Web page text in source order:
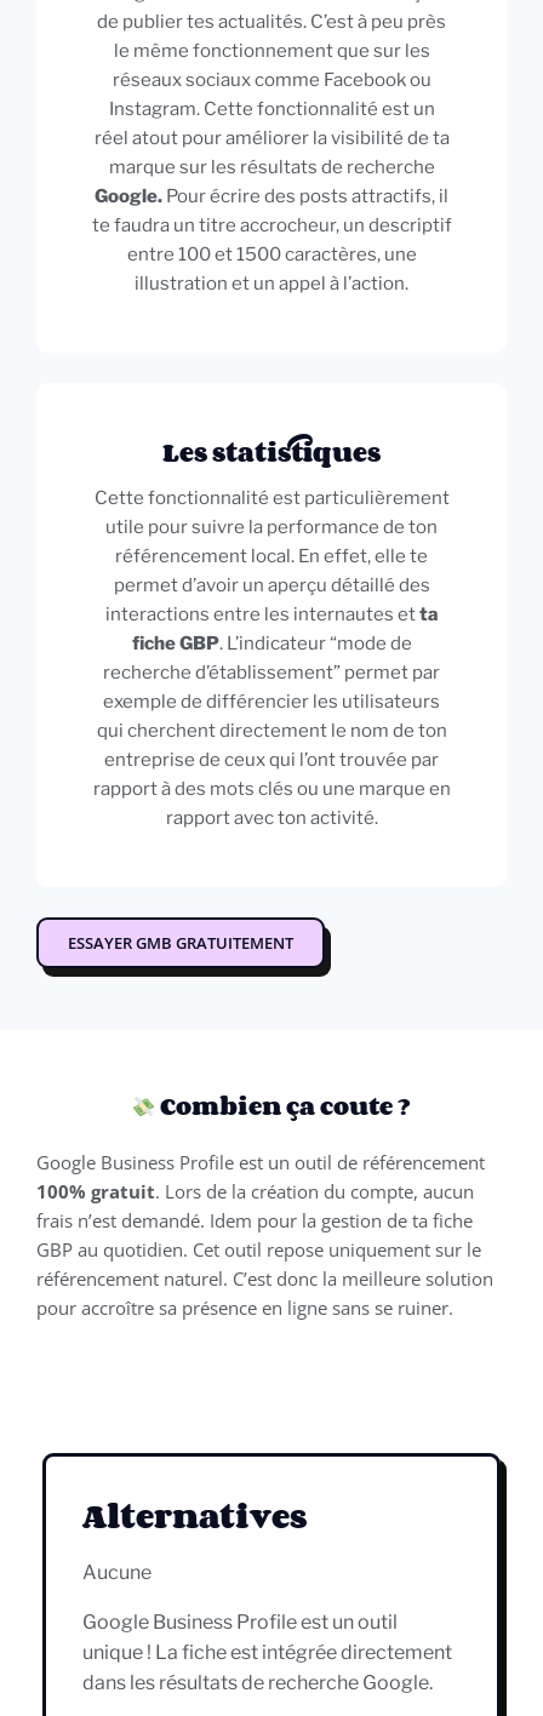
de publier tes actualités. C’est à peu près
le même fonctionnement que sur les
réseaux sociaux comme Facebook ou
Instagram. Cette fonctionnalité est un
réel atout pour améliorer la visibilité de ta
marque sur les résultats de recherche
Google. Pour écrire des posts attractifs, il
te faudra un titre accrocheur, un descriptif
entre 100 et 1500 caractères, une
illustration et un appel à l’action.
Les statistiques
Cette fonctionnalité est particulièrement
utile pour suivre la performance de ton
référencement local. En effet, elle te
permet d’avoir un aperçu détaillé des
interactions entre les internautes etta
fiche GBP. L’indicateur “mode de
recherche d’établissement” permet par
exemple de différencier les utilisateurs
qui cherchent directement le nom de ton
entreprise de ceux qui l’ont trouvée par
rapport à des mots clés ou une marque en
rapport avec ton activité.
ESSAYER GMB GRATUITEMENT
Combien ça coute ?
Google Business Profile est un outil de référencement
100% gratuit. Lors de la création du compte, aucun
frais n’est demandé. Idem pour la gestion de ta fiche
GBP au quotidien. Cet outil repose uniquement sur le
référencement naturel. C’est donc la meilleure solution
pour accroître sa présence en ligne sans se ruiner.
Alternatives
Aucune
Google Business Profile est un outil
unique ! La fiche est intégrée directement
dans les résultats de recherche Google.